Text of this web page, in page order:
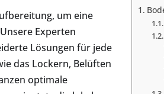
um eine
Experten
Lösungen für jede
das Lockern, Belüften
optimale